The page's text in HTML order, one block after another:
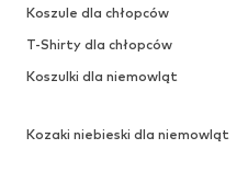
Koszule dla chłopców
T-Shirty dla chłopców
Koszulki dla niemowląt
Kozaki niebieski dla niemowląt